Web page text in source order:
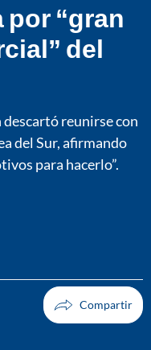
por “gran
del
descartó reunirse con
del Sur, afirmando
para hacerlo”.